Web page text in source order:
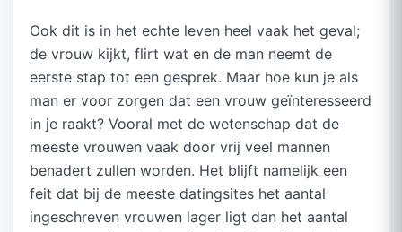
Ook dit is in het echte leven heel vaak het geval;
de vrouw kijkt, flirt wat en de man neemt de
eerste stap tot een gesprek. Maar hoe kun je als
man er voor zorgen dat een vrouw geïnteresseerd
in je raakt? Vooral met de wetenschap dat de
meeste vrouwen vaak door vrij veel mannen
benadert zullen worden. Het blijft namelijk een
feit dat bij de meeste datingsites het aantal
ingeschreven vrouwen lager ligt dan het aantal